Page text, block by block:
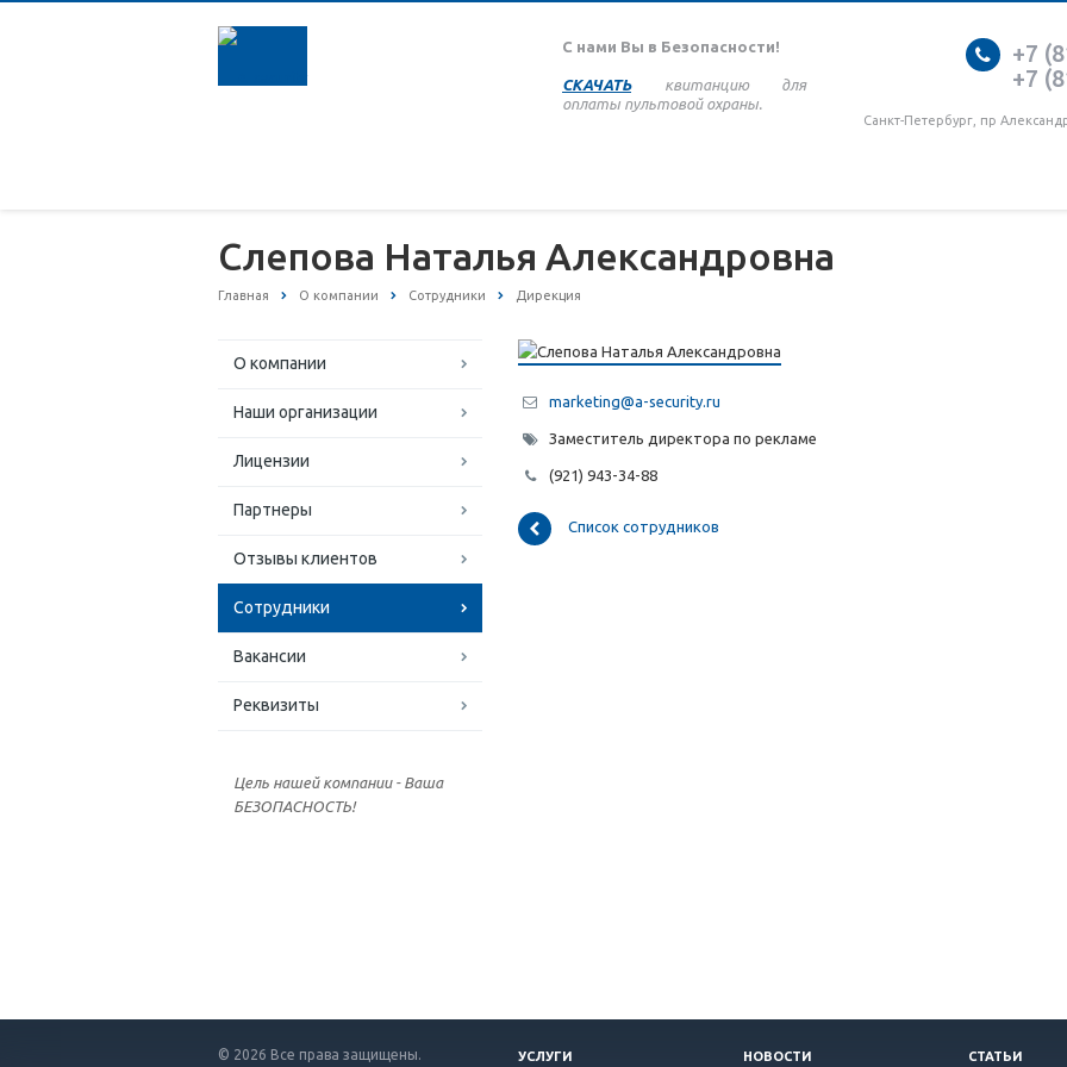
С нами Вы в Безопасности!
СКАЧАТЬквитанцию для
оплаты пультовой охраны.
+7
+7
Санкт-Петербург, пр
Слепова Наталья Александровна
Главная О компании Сотрудники Дирекция
О компании
Наши организации
Лицензии
Партнеры
Отзывы клиентов
Сотрудники
Вакансии
Реквизиты
Цель нашей компании - Ваша
БЕЗОПАСНОСТЬ!
marketing@a-security.ru
Заместитель директора по рекламе
(921) 943-34-88
Список сотрудников
© 2026 Все права защищены. УСЛУГИ НОВОСТИ СТАТЬИ